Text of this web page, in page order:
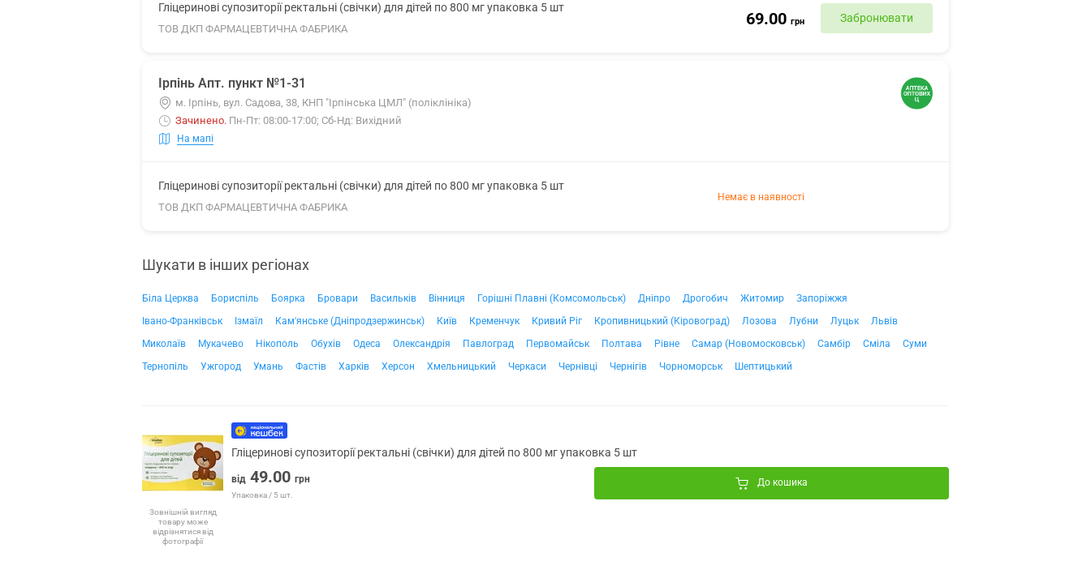
Гліцеринові супозиторії ректальні (свічки) для дітей по 800 мг упаковка 5 шт
ТОВ ДКП ФАРМАЦЕВТИЧНА ФАБРИКА
69.00 грн Забронювати
Ірпінь Апт. пункт №1-31
м. Ірпінь, вул. Садова, 38, КНП "Ірпінська ЦМЛ" (поліклініка)
Зачинено. Пн-Пт: 08:00-17:00; Сб-Нд: Вихідний
На мапі
Гліцеринові супозиторії ректальні (свічки) для дітей по 800 мг упаковка 5 шт
ТОВ ДКП ФАРМАЦЕВТИЧНА ФАБРИКА
Немає в наявності
Шукати в інших регіонах
Біла Церква Бориспіль Боярка Бровари Васильків Вінниця Горішні Плавні (Комсомольськ) Дніпро Дрогобич Житомир
Запоріжжя
Івано-Франківськ
Ізмаїл Кам'янське (Дніпродзержинськ) Київ Кременчук Кривий Ріг Кропивницький (Кіровоград) Лозова Лубни Луцьк
Львів
Миколаїв
Мукачево Нікополь Обухів Одеса Олександрія Павлоград Первомайськ Полтава Рівне Самар (Новомосковськ) Самбір Сміла
Суми
Тернопіль
Ужгород Умань Фастів Харків Херсон Хмельницький Черкаси Чернівці Чернігів Чорноморськ Шептицький
Зовнішній вигляд
товару може
відрізнятися від
фотографії
Гліцеринові супозиторії ректальні (свічки) для дітей по 800 мг упаковка 5 шт
від 49.00 грн
Упаковка / 5 шт.
До кошика